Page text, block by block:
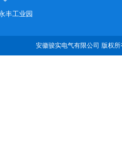
丰工业园
安徽骏实电气有限公司 版权